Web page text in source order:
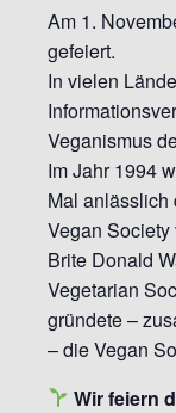
Am 1.
gefeiert.
In vielen
Veganismus
Im Jahr 1994
Mal anlässlich
Vegan
Brite Donald
Vegetarian
gründete –
– die Vegan
Wir feiern